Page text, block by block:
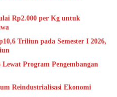
Rp2.000 per Kg untuk
Triliun pada Semester I 2026,
Program Pengembangan
Reindustrialisasi Ekonomi